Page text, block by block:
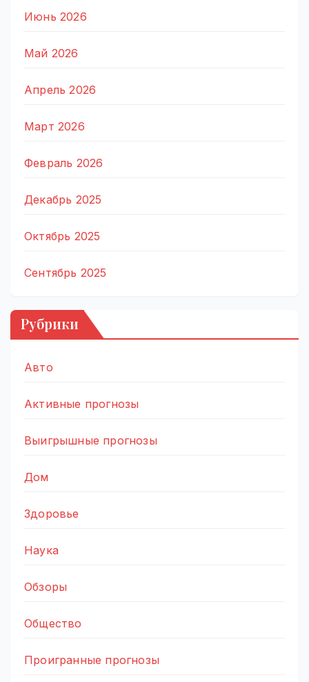
Июнь 2026
Май 2026
Апрель 2026
Март 2026
Февраль 2026
Декабрь 2025
Октябрь 2025
Сентябрь 2025
Рубрики
Авто
Активные прогнозы
Выигрышные прогнозы
Дом
Здоровье
Наука
Обзоры
Общество
Проигранные прогнозы